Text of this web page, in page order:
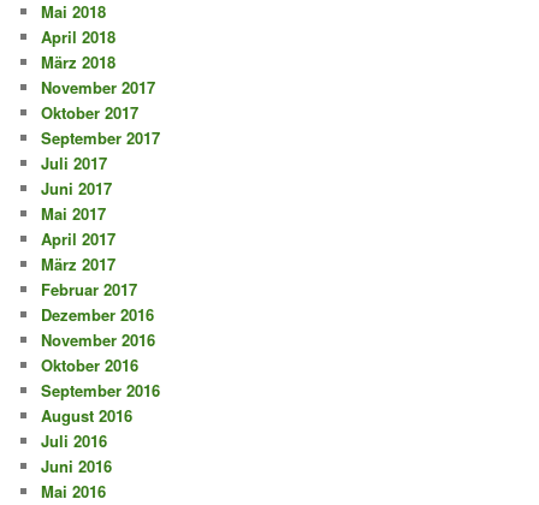
Mai 2018
April 2018
März 2018
November 2017
Oktober 2017
September 2017
Juli 2017
Juni 2017
Mai 2017
April 2017
März 2017
Februar 2017
Dezember 2016
November 2016
Oktober 2016
September 2016
August 2016
Juli 2016
Juni 2016
Mai 2016